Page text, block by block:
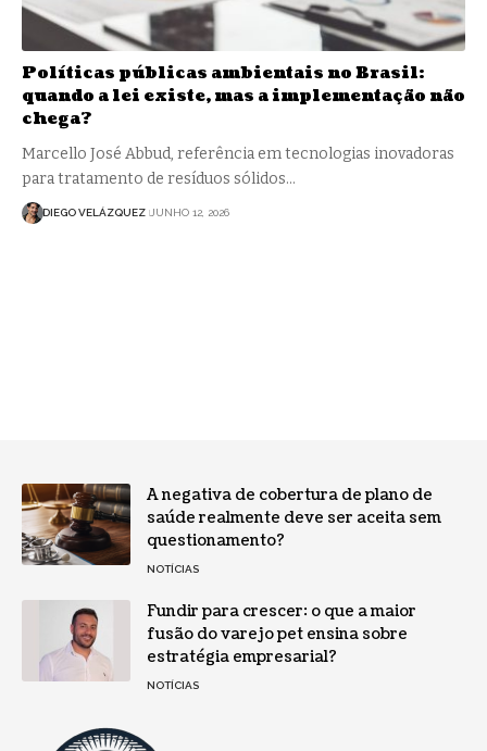
Políticas públicas ambientais no Brasil:
quando a lei existe, mas a implementação não
chega?
Marcello José Abbud, referência em tecnologias inovadoras
para tratamento de resíduos sólidos…
DIEGO VELÁZQUEZ JUNHO 12, 2026
A negativa de cobertura de plano de
saúde realmente deve ser aceita sem
questionamento?
NOTÍCIAS
Fundir para crescer: o que a maior
fusão do varejo pet ensina sobre
estratégia empresarial?
NOTÍCIAS